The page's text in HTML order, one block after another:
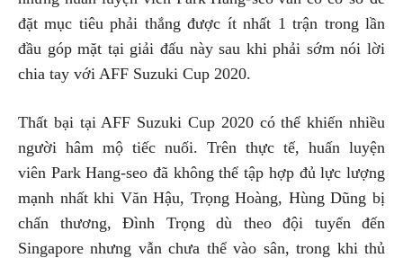
đặt mục tiêu phải thắng được ít nhất 1 trận trong lần
đầu góp mặt tại giải đấu này sau khi phải sớm nói lời
chia tay với AFF Suzuki Cup 2020.
Thất bại tại AFF Suzuki Cup 2020 có thể khiến nhiều
người hâm mộ tiếc nuối. Trên thực tế, huấn luyện
viên Park Hang-seo đã không thể tập hợp đủ lực lượng
mạnh nhất khi Văn Hậu, Trọng Hoàng, Hùng Dũng bị
chấn thương, Đình Trọng dù theo đội tuyển đến
Singapore nhưng vẫn chưa thể vào sân, trong khi thủ